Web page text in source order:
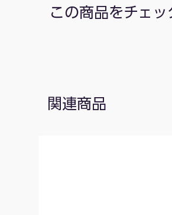
この商品をチェ
関連商品